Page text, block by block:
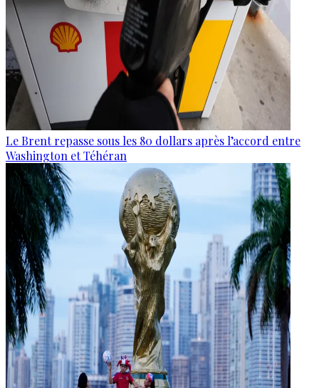
Le Brent repasse sous les 80 dollars après l’accord entre
Washington et Téhéran